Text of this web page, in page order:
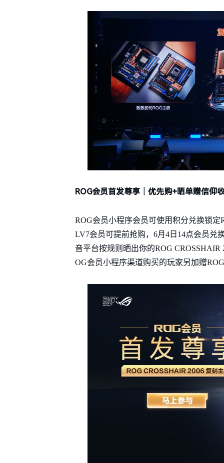
ROG会员首发尊享｜优先购+晒单赠信仰
ROG会员小程序会员可使用积分兑换锁定
LV7会员可提前抢购，6月4日14点会员兑
音平台按规则晒出你的ROG
OG会员小程序渠道购买的玩家另加赠